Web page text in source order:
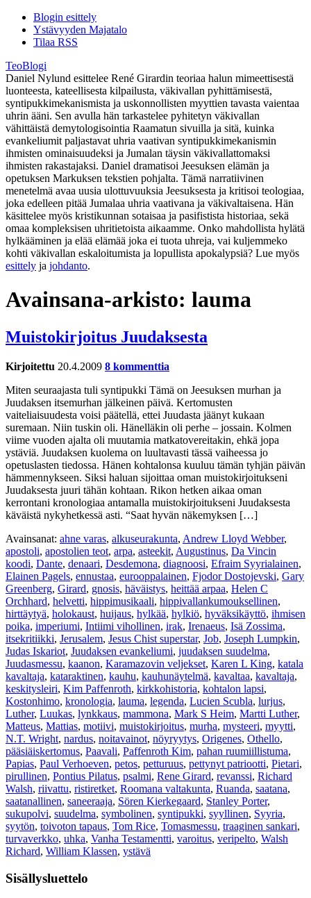
Blogin esittely
Ystävyyden Majatalo
Tilaa RSS
TeoBlogi
Daniel Nylund esittelee René Girardin teoriaa halun mimeettisestä
luonteesta, kateellisesta kilpailusta, väkivallan pyhittämisestä,
syntipukkimekanismista ja uskonnollisten myyttien tavasta vaientaa
uhrin ääni. Sen avulla hän tarkastelee pyhitetyn väkivallan
vähittäistä demytologisointia Raamatun sivuilla ja sitä, kuinka
evankeliumit paljastavat uhria vaativan syntipukkimekanismin
ihmisten ominaisuudeksi ja Jumalan täysin väkivallattomaksi
ihmisten rakastajaksi. Daniel dramatisoi Jeesuksen elämän ja
opetuksen Markuksen tekstien pohjalta. Tämä narratiivinen
menetelmä avaa uusia ulottuvuuksia Jeesuksesta ja kritisoi teologiaa,
joka edelleen pitää Jumalaa uhria vaativana ja väkivaltaisena. Hän
käsittelee myös kristikunnan sotaisaa ja pasifistista historiaa, sekä
omaa kompleksisen uhritietoista aikaamme. Onko mahdollista hylätä
hylkääminen ja elää elämää joka ei tuota uhreja, vai kuljemmeko
kohti väkivallan eskaloitumista ja lopullista apokalypsiä? Lue myös
esittely ja johdanto.
Avainsana-arkisto: lauma
Muistokirjoitus Juudaksesta
Kirjoitettu 20.4.2009 8 kommenttia
Miten seuraajasta tuli syntipukki Tämä on Jeesuksen murhan ja
Juudaksen itsemurhan jälkeinen päivä. Kertomusten
vaiteliaisuudesta voisi päätellä, ettei Juudasta jäänyt kukaan
suremaan. Niin tuskin oli. Hänelläkin oli perhe – jossain. Kolmen
viime vuoden ajalta oli muutamia matkatovereitakin, ehkä jopa
ystäviä. Juudaksen kuolema on luultavasti tässä vaiheessa jo
opetuslasten tiedossa. Hänen kohtalonsa kuuluu tämän tyhjän päivän
hämmennykseen. Siksi haluan sijoittaa oman muistokirjoitukseni
Juudaksesta juuri tähän kohtaan. Rikon hetken aikaa oman
kerrontani kronologiaa antamalla muistokirjoitukseni Juudaksesta
käväistä nykyhetkessä asti. “Saat hyvän näkemyksen […]
Avainsanat: ahne varas, alkuseurakunta, Andrew Lloyd Webber,
apostoli, apostolien teot, arpa, asteekit, Augustinus, Da Vincin
koodi, Dante, denaari, Desdemona, diagnoosi, Efraim Syyrialainen,
Elainen Pagels, ennustaa, eurooppalainen, Fjodor Dostojevski, Gary
Greenberg, Girard, gnosis, häväistys, heittää arpaa, Helen C
Orchhard, helvetti, hippimusikaali, hippivallankumouksellinen,
hirttäytyä, holokaust, huijaus, hylkää, hylkiö, hyväksikäyttö, ihmisen
poika, imperiumi, Intiimi vihollinen, irak, Irenaeus, Isä Zossima,
itsekritiikki, Jerusalem, Jesus Chist superstar, Job, Joseph Lumpkin,
Judas Iskariot, Juudaksen evankeliumi, juudaksen suudelma,
Juudasmessu, kaanon, Karamazovin veljekset, Karen L King, katala
kavaltaja, kataraktinen, kauhu, kauhunäytelmä, kavaltaa, kavaltaja,
keskitysleiri, Kim Paffenroth, kirkkohistoria, kohtalon lapsi,
Kostonhimo, kronologia, lauma, legenda, Lucien Scubla, lurjus,
Luther, Luukas, lynkkaus, mammona, Mark S Heim, Martti Luther,
Matteus, Mattias, motiivi, muistokirjoitus, murha, mysteeri, myytti,
N.T. Wright, nardus, noitavainot, nöyryytys, Origenes, Othello,
pääsiäiskertomus, Paavali, Paffenroth Kim, pahan ruumiillistuma,
Papias, Paul Verhoeven, petos, petturuus, pettynyt patriootti, Pietari,
pirullinen, Pontius Pilatus, psalmi, Rene Girard, revanssi, Richard
Walsh, riivattu, ristiretket, Roomana valtakunta, Ruanda, saatana,
saatanallinen, saneeraaja, Sören Kierkegaard, Stanley Porter,
sukupolvi, suudelma, symbolinen, syntipukki, syyllinen, Syyria,
syytön, toivoton tapaus, Tom Rice, Tomasmessu, traaginen sankari,
turvaverkko, uhka, Vanha Testamentti, varoitus, veripelto, Walsh
Richard, William Klassen, ystävä
Sisällysluettelo